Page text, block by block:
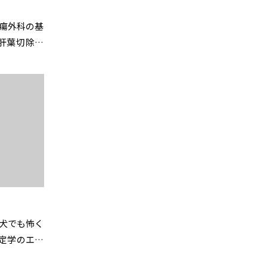
外科の基
葉切除と
でも怖く
学のエッ